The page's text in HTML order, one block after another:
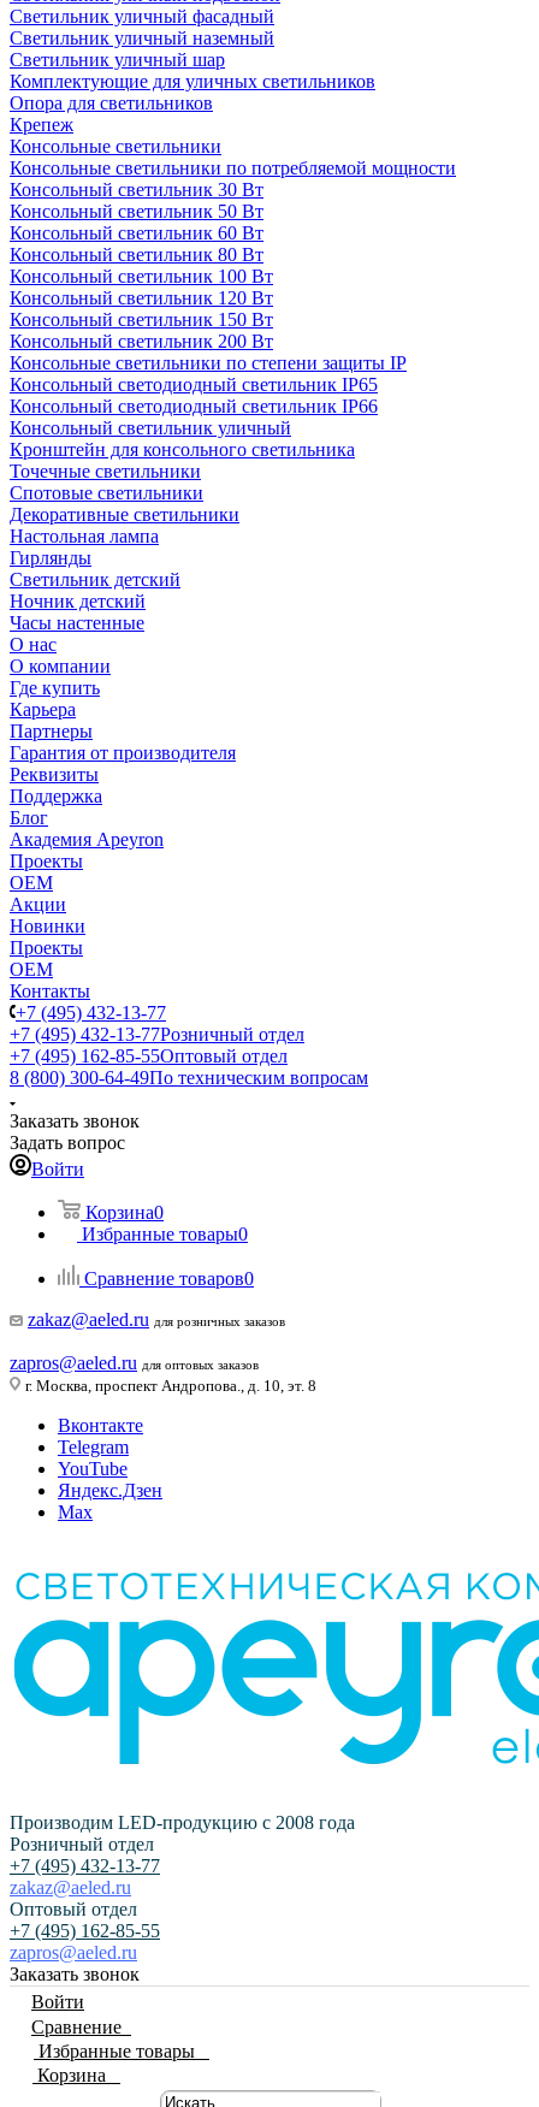
Светильник уличный фасадный
Светильник уличный наземный
Cветильник уличный шар
Комплектующие для уличных светильников
Опора для светильников
Крепеж
Консольные светильники
Консольные светильники по потребляемой мощности
Консольный светильник 30 Вт
Консольный светильник 50 Вт
Консольный светильник 60 Вт
Консольный светильник 80 Вт
Консольный светильник 100 Вт
Консольный светильник 120 Вт
Консольный светильник 150 Вт
Консольный светильник 200 Вт
Консольные светильники по степени защиты IP
Консольный светодиодный светильник IP65
Консольный светодиодный светильник IP66
Консольный светильник уличный
Кронштейн для консольного светильника
Точечные светильники
Спотовые светильники
Декоративные светильники
Настольная лампа
Гирлянды
Светильник детский
Ночник детский
Часы настенные
О нас
О компании
Где купить
Карьера
Партнеры
Гарантия от производителя
Реквизиты
Поддержка
Блог
Академия Apeyron
Проекты
ОЕМ
Акции
Новинки
Проекты
ОЕМ
Контакты
+7 (495) 432-13-77
+7 (495) 432-13-77Розничный отдел
+7 (495) 162-85-55Оптовый отдел
8 (800) 300-64-49По техническим вопросам
Заказать звонок
Задать вопрос
Войти
Корзина0
Избранные товары0
Сравнение товаров0
zakaz@aeled.ru для розничных заказов
zapros@aeled.ru для оптовых заказов
г. Москва, проспект Андропова., д. 10, эт. 8
Вконтакте
Telegram
YouTube
Яндекс.Дзен
Max
Производим LED-продукцию с 2008 года
Розничный отдел
+7 (495) 432-13-77
zakaz@aeled.ru
Оптовый отдел
+7 (495) 162-85-55
zapros@aeled.ru
Заказать звонок
Войти
Сравнение
Избранные товары
Корзина